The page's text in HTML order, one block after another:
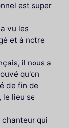
est super
vu les
et à notre
il nous a
qu'on
de fin de
le lieu se
chanteur qui